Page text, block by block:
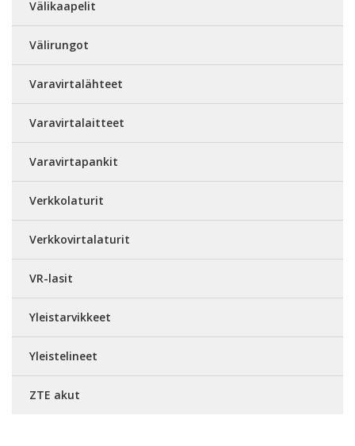
Välikaapelit
Välirungot
Varavirtalähteet
Varavirtalaitteet
Varavirtapankit
Verkkolaturit
Verkkovirtalaturit
VR-lasit
Yleistarvikkeet
Yleistelineet
ZTE akut